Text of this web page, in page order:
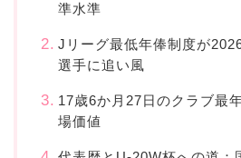
準水準
Jリーグ最低年俸制度が
選手に追い風
17歳6か月27日のクラブ最
場価値